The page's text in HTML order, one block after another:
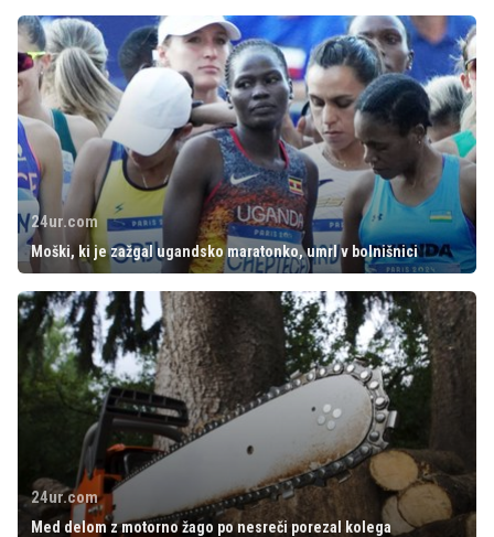
24ur.com
Moški, ki je zažgal ugandsko maratonko, umrl v bolnišnici
24ur.com
Med delom z motorno žago po nesreči porezal kolega